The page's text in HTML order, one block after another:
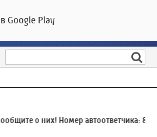
ГТРК «Ивтелерадио»
о них! Номер автоответчика:8
Google Play